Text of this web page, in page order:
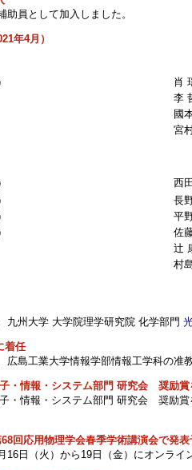
員として加入しました。
年4月）
肖
李
國
宮
西
長
平
佐
辻
村
九州大学 大学院理学研究院 化学部門
着任
島工業大学情報学部情報工学科の准
・情報・システム部門 研究会 奨励賞
・情報・システム部門 研究会 奨励
回応用物理学会春季学術講演会で発表
16日（火）から19日（金）にオンラ